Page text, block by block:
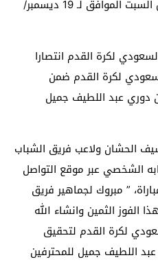
السعودي لكرة القدم يوم أمس السبت الموافق لـ 19 ديسمبر/
لكرة القدم انتصارا
لكرة القدم ضمن
دوري عبد اللطيف جميل
الحشان ولاعب فريق الشباب
الشخصي عبر موقع التواصل
” مبروك لجماهير فريق
الفوز الثمين وانشاء الله
لكرة القدم لتحقيق
اللطيف جميل للمحترفين